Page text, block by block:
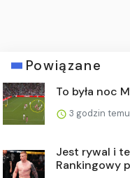
Powiązane
To była noc
3 godzin temu
Jest rywal i
Rankingowy